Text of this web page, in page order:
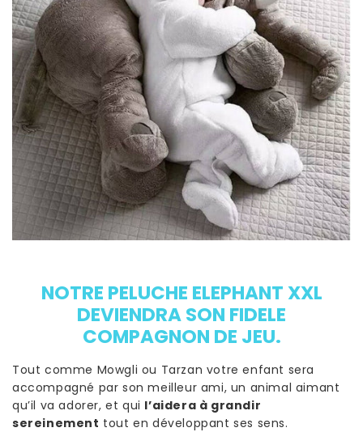
NOTRE PELUCHE ELEPHANT XXL
DEVIENDRA SON FIDELE
COMPAGNON DE JEU.
Tout comme Mowgli ou Tarzan votre enfant sera
accompagné par son meilleur ami, un animal aimant
qu’il va adorer, et qui l’aidera à grandir
sereinement tout en développant ses sens.